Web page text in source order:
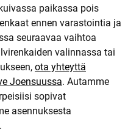
paikassa pois
ennen varastointia ja
seuraavaa vaihtoa
valinnassa tai
ota yhteyttä
Joensuussa. Autamme
sopivat
asennuksesta